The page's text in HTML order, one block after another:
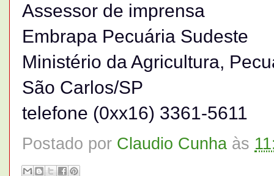
Assessor de imprensa
Embrapa Pecuária Sudeste
Ministério da Agricultura,
São Carlos/SP
telefone (0xx16) 3361-5611
Postado por Claudio Cunha às